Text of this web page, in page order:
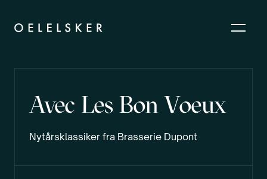
Avec Les Bon Voeux
Nytårsklassiker fra Brasserie Dupont